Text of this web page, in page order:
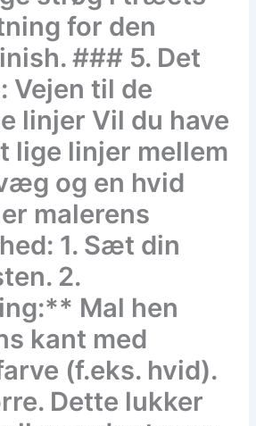
for den
### 5. Det
Vejen til de
linjer Vil du have
lige linjer mellem
og en hvid
malerens
1. Sæt din
2.
Mal hen
kant med
(f.eks. hvid).
Dette lukker